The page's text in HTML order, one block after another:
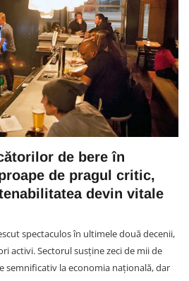
de bere în
de pragul critic,
devin vitale
spectaculos în ultimele două decenii,
activi. Sectorul susține zeci de mii de
semnificativ la economia națională, dar